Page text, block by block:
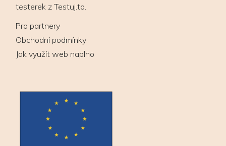
testerek z Testuj.to.
Pro partnery
Obchodní podmínky
Jak využít web naplno